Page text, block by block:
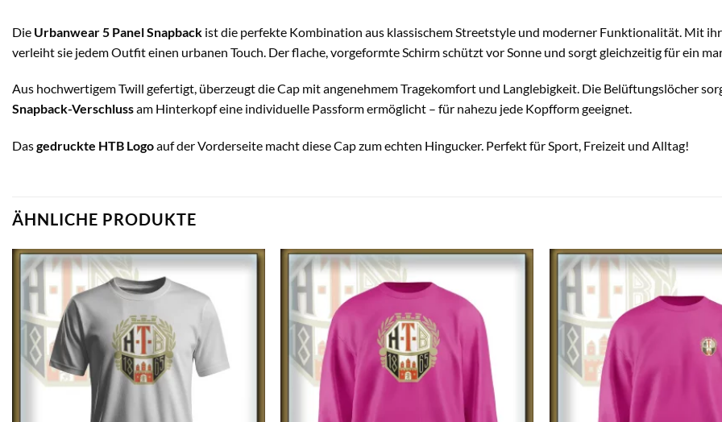
Die Urbanwear 5 Panel Snapback ist die perfekte Kombination aus klassischem Streetstyle und moderner Funktionalität. Mit
verleiht sie jedem Outfit einen urbanen Touch. Der flache, vorgeformte Schirm schützt vor Sonne und sorgt gleichzeitig für ein
Aus hochwertigem Twill gefertigt, überzeugt die Cap mit angenehmem Tragekomfort und Langlebigkeit. Die Belüftungslöcher
Snapback-Verschlussam Hinterkopf eine individuelle Passform ermöglicht – für nahezu jede Kopfform geeignet.
Dasgedruckte HTB Logoauf der Vorderseite macht diese Cap zum echten Hingucker. Perfekt für Sport, Freizeit und Alltag!
ÄHNLICHE PRODUKTE
Wunschliste
Wunschliste